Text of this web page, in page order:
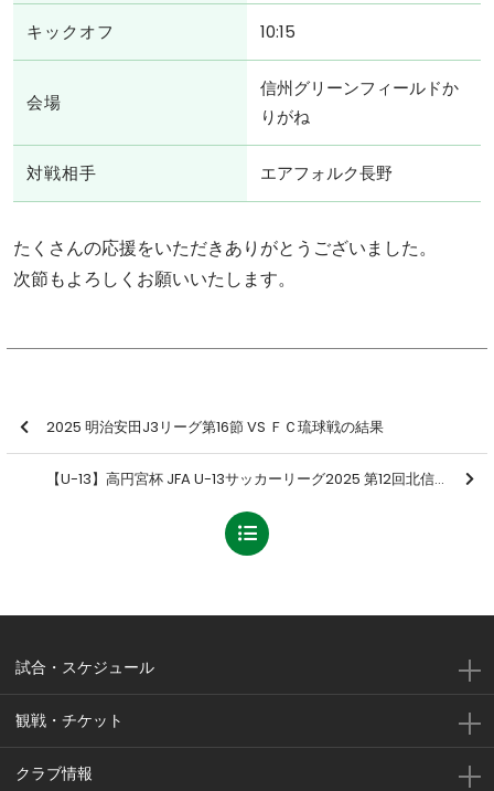
キックオフ 10:15
会場
信州グリーンフィールドか
りがね
対戦相手 エアフォルク長野
たくさんの応援をいただきありがとうございました。
次節もよろしくお願いいたします。
2025 明治安田J3リーグ第16節 VS ＦＣ琉球戦の結果
【U-13】高円宮杯 JFA U-13サッカーリーグ2025 第12回北信越リーグ 第7節 結果のお知らせ
試合・スケジュール
観戦・チケット
クラブ情報